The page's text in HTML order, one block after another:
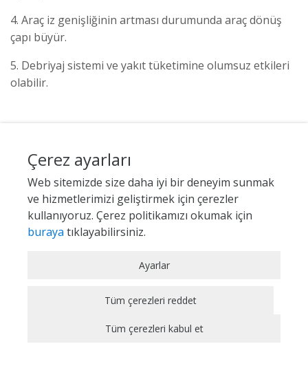
4. Araç iz genişliğinin artması durumunda araç dönüş
çapı büyür.
5. Debriyaj sistemi ve yakıt tüketimine olumsuz etkileri
olabilir.
Çerez ayarları
Web sitemizde size daha iyi bir deneyim sunmak
ve hizmetlerimizi geliştirmek için çerezler
kullanıyoruz. Çerez politikamızı okumak için
buraya tıklayabilirsiniz.
Zorunlu / Teknik Çerezler
özelliklerinden faydalanabilmek için kullanılan
olmadan, websitesinden sağlanan temel
Ayarlar
Tüm çerezleri reddet
Tüm çerezleri kabul et